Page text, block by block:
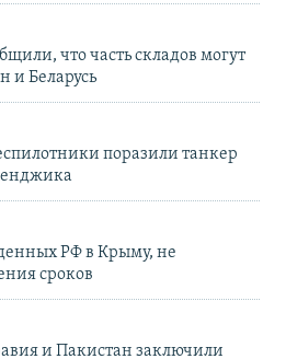
что часть складов могут
и Беларусь
поразили танкер
РФ в Крыму, не
сроков
и Пакистан заключили